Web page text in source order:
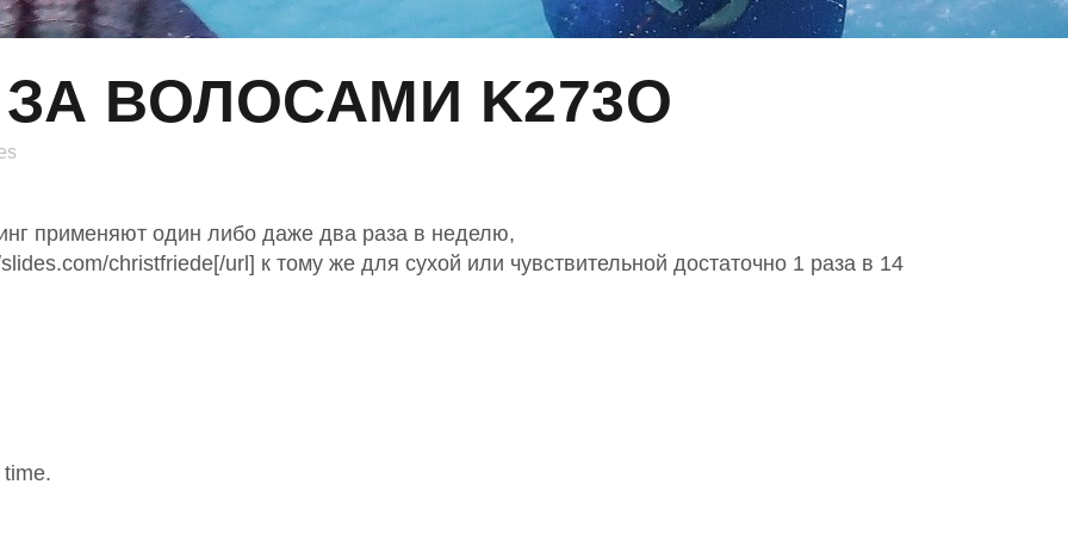
ВОЛОСАМИ K273O
применяют один либо даже два раза в неделю,
christfriede[/url] к тому же для сухой или чувствительной достаточно 1 раза в 14